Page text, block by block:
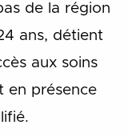
de la région
ans, détient
aux soins
en présence